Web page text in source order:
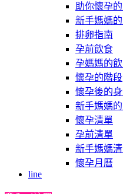
助你懷孕
新手媽媽
排卵指南
孕前飲食
孕媽媽的
懷孕的階段
懷孕後的
新手媽媽
懷孕清單
孕前清單
新手媽媽
懷孕月曆
line